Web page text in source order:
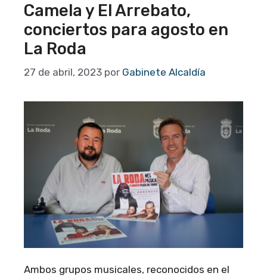
Camela y El Arrebato,
conciertos para agosto en
La Roda
27 de abril, 2023 por Gabinete Alcaldía
Ambos grupos musicales, reconocidos en el